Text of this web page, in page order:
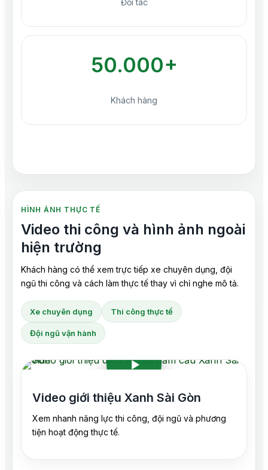
Đối tác
50.000+
Khách hàng
HÌNH ẢNH THỰC TẾ
Video thi công và hình ảnh ngoài
hiện trường
Khách hàng có thể xem trực tiếp xe chuyên dụng, đội
ngũ thi công và cách làm thực tế thay vì chỉ nghe mô tả.
Xe chuyên dụng Thi công thực tế
Đội ngũ vận hành
Video giới thiệu Xanh Sài Gòn
Xem nhanh năng lực thi công, đội ngũ và phương
tiện hoạt động thực tế.